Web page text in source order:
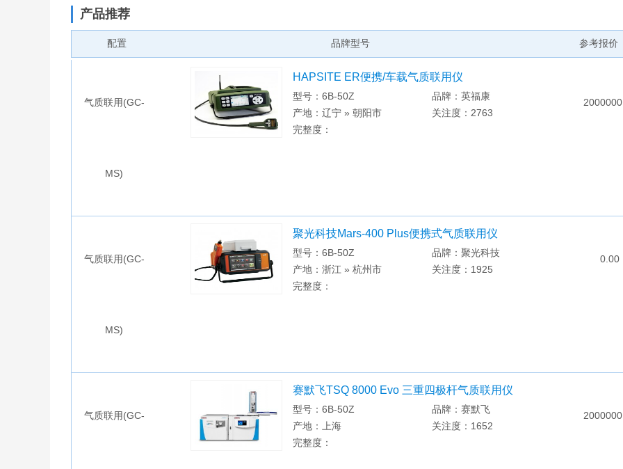
产品推荐
配置 品牌型号 参考报价
气质联用(GC-
MS)
HAPSITE ER便携/车载气质联用仪
型号：6B-50Z
品牌：英福康
产地：辽宁 » 朝阳市
关注度：2763
完整度：
气质联用(GC-
MS)
聚光科技Mars-400 Plus便携式气质联用仪
型号：6B-50Z
品牌：聚光科技
产地：浙江 » 杭州市
关注度：1925
完整度：
0.00
气质联用(GC-
赛默飞TSQ 8000 Evo 三重四极杆气质联用仪
型号：6B-50Z
品牌：赛默飞
产地：上海
关注度：1652
完整度：